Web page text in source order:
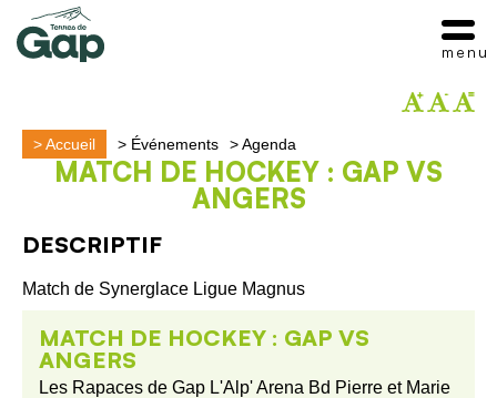
>Accueil > Événements >Agenda
MATCH DE HOCKEY : GAP VS
ANGERS
DESCRIPTIF
Match de Synerglace Ligue Magnus
MATCH DE HOCKEY : GAP VS
ANGERS
Les Rapaces de Gap L'Alp' Arena Bd Pierre et Marie
menu